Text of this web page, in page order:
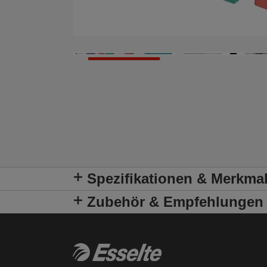
Spezifikationen &
Zubehör & Empfehlungen